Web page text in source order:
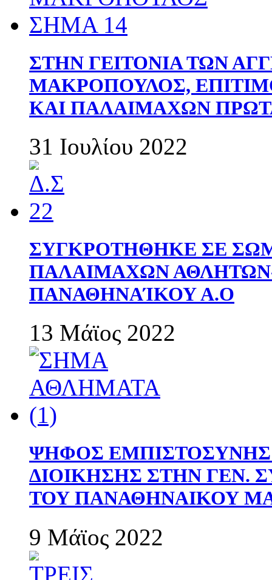
ΣΤΗΝ ΓΕΙΤΟΝΙΑ ΤΩΝ
ΜΑΚΡΟΠΟΥΛΟΣ,
ΚΑΙ ΠΑΛΑΙΜΑΧΩΝ
31 Ιουλίου 2022
ΣΥΓΚΡΟΤΗΘΗΚΕ ΣΕ
ΠΑΛΑΙΜΑΧΩΝ
ΠΑΝΑΘΗΝΑΊΚΟΥ Α.Ο
13 Μάϊος 2022
ΨΗΦΟΣ
ΔΙΟΙΚΗΣΗΣ ΣΤΗΝ ΓΕΝ.
ΤΟΥ ΠΑΝΑΘΗΝΑΙΚΟΥ
9 Μάϊος 2022